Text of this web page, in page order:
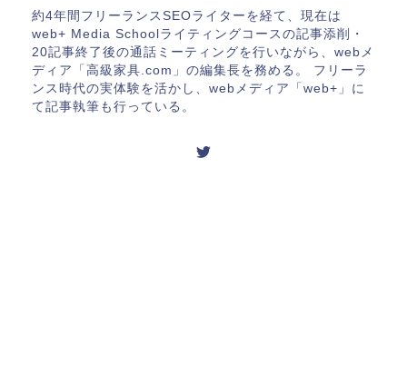
約4年間フリーランスSEOライターを経て、現在は
web+ Media Schoolライティングコースの記事添削・
20記事終了後の通話ミーティングを行いながら、webメ
ディア「高級家具.com」の編集長を務める。 フリーラ
ンス時代の実体験を活かし、webメディア「web+」に
て記事執筆も行っている。